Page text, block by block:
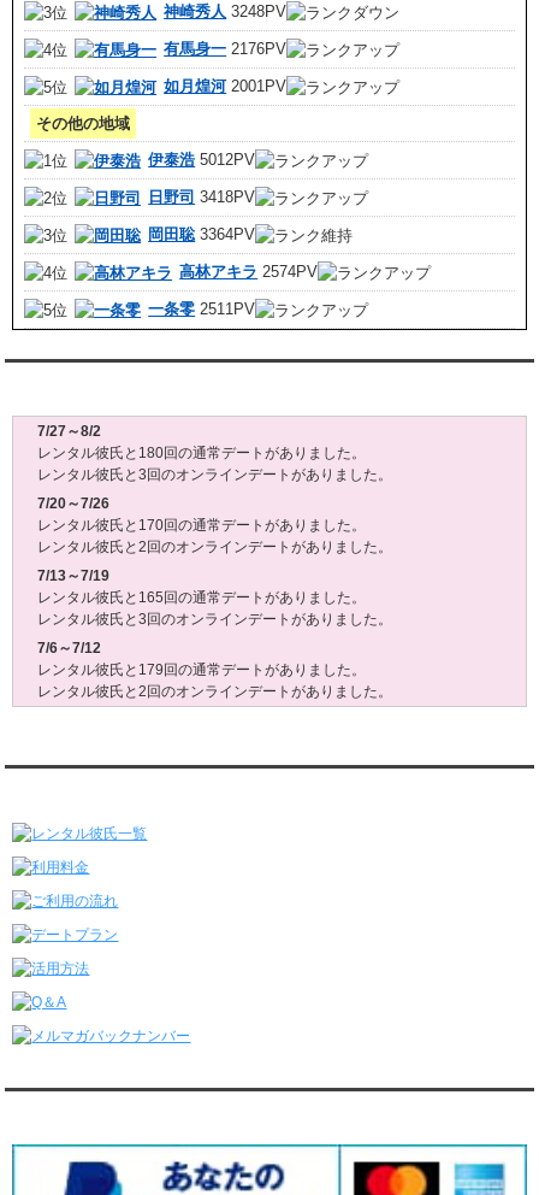
神崎秀人 3248PV
有馬身一 2176PV
如月煌河2001PV
その他の地域
伊泰浩 5012PV
日野司 3418PV
岡田聡3364PV
高林アキラ 2574PV
一条零 2511PV
7/27～8/2
レンタル彼氏と180回の通常デートがありました。
レンタル彼氏と3回のオンラインデートがありました。
7/20～7/26
レンタル彼氏と170回の通常デートがありました。
レンタル彼氏と2回のオンラインデートがありました。
7/13～7/19
レンタル彼氏と165回の通常デートがありました。
レンタル彼氏と3回のオンラインデートがありました。
7/6～7/12
レンタル彼氏と179回の通常デートがありました。
レンタル彼氏と2回のオンラインデートがありました。
レンタル彼氏と3回のオンラインデートがありました。
レンタル彼氏と2回のオンラインデートがありました。
6/15～6/21
レンタル彼氏と4回のオンラインデートがありました。
6/8～6/14
レンタル彼氏と161回の通常デートがありました。
レンタル彼氏と3回のオンラインデートがありました。
6/1～6/7
レンタル彼氏と165回の通常デートがありました。
レンタル彼氏と153回の通常デートがありました。